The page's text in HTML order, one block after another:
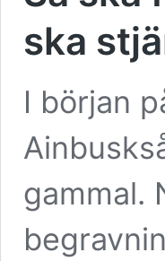
ska
I början
gammal.